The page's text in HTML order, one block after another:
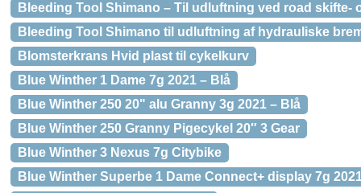
Bleeding Tool Shimano – Til udluftning ved road skifte-
Bleeding Tool Shimano til udluftning af hydrauliske
Blomsterkrans Hvid plast til cykelkurv
Blue Winther 1 Dame 7g 2021 – Blå
Blue Winther 250 20" alu Granny 3g 2021 – Blå
Blue Winther 250 Granny Pigecykel 20″ 3 Gear
Blue Winther 3 Nexus 7g Citybike
Blue Winther Superbe 1 Dame Connect+ display 7g